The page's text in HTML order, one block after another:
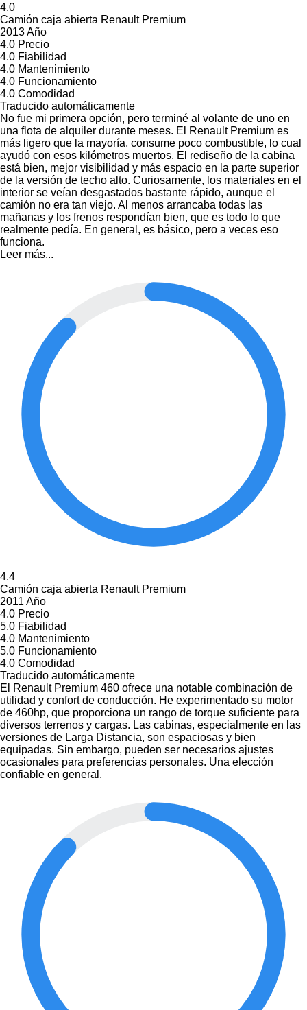
4.0
Camión caja abierta Renault Premium
2013 Año
4.0 Precio
4.0 Fiabilidad
4.0 Mantenimiento
4.0 Funcionamiento
4.0 Comodidad
Traducido automáticamente
No fue mi primera opción, pero terminé al volante de uno en
una flota de alquiler durante meses. El Renault Premium es
más ligero que la mayoría, consume poco combustible, lo cual
ayudó con esos kilómetros muertos. El rediseño de la cabina
está bien, mejor visibilidad y más espacio en la parte superior
de la versión de techo alto. Curiosamente, los materiales en el
interior se veían desgastados bastante rápido, aunque el
camión no era tan viejo. Al menos arrancaba todas las
mañanas y los frenos respondían bien, que es todo lo que
realmente pedía. En general, es básico, pero a veces eso
funciona.
Leer más...
4.4
Camión caja abierta Renault Premium
2011 Año
4.0 Precio
5.0 Fiabilidad
4.0 Mantenimiento
5.0 Funcionamiento
4.0 Comodidad
Traducido automáticamente
El Renault Premium 460 ofrece una notable combinación de
utilidad y confort de conducción. He experimentado su motor
de 460hp, que proporciona un rango de torque suficiente para
diversos terrenos y cargas. Las cabinas, especialmente en las
versiones de Larga Distancia, son espaciosas y bien
equipadas. Sin embargo, pueden ser necesarios ajustes
ocasionales para preferencias personales. Una elección
confiable en general.